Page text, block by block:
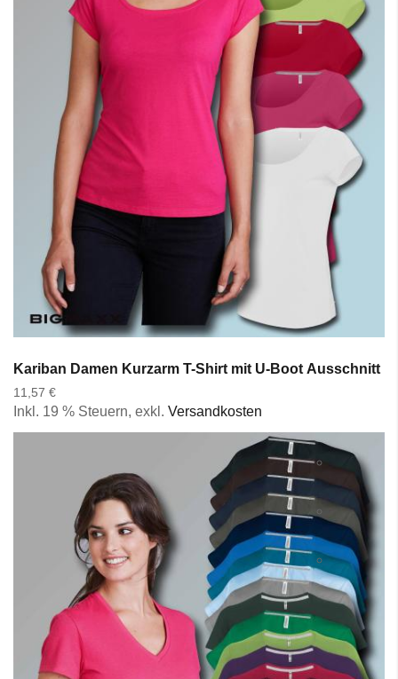
Kariban Damen Kurzarm T-Shirt mit U-Boot Ausschnitt
11,57 €
Inkl. 19 % Steuern, exkl. Versandkosten